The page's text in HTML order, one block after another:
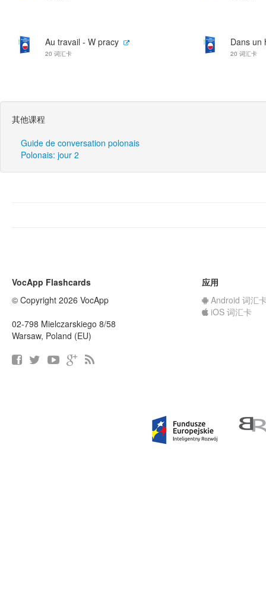
Au travail - W pracy
20 词汇卡
Dans un
20 词汇卡
其他课程
Guide de conversation polonais
Polonais: jour 2
VocApp Flashcards
© Copyright 2026 VocApp
02-798 Mielczarskiego 8/58
Warsaw, Poland (EU)
应用
Android 词汇
iOS 词汇卡